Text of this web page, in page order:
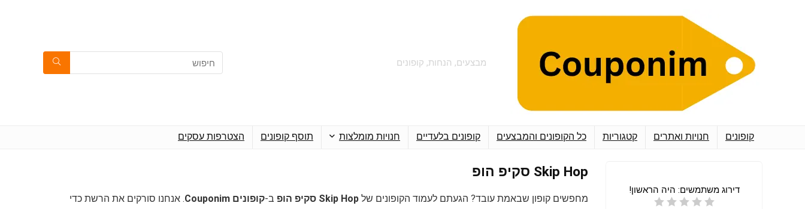
מבצעים, הנחות, קופונים
קופונים חנויות ואתרים קטגוריות כל הקופונים והמבצעים קופונים בלעדיים חנויות מומלצות תוסף קופונים הצטרפות עסקים
Skip Hop סקיפ הופ
מחפשים קופון שבאמת עובד? הגעתם לעמוד הקופונים של Skip Hop סקיפ הופ ב-קופונים Couponim
. אנחנו סורקים את הרשת כדי
דירוג משתמשים: היה הראשון!